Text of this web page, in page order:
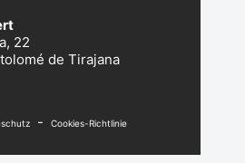
22
de Tirajana
- Cookies-Richtlinie